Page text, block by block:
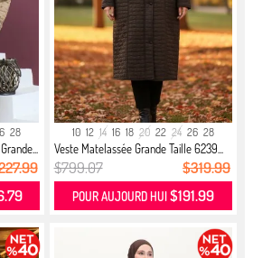
28 10 12 14 16 18 20 22 24 26 28
Veste Matelassée Grande Taille 6239...
$799.07 $319.99
POUR AUJOURD HUI $191.99